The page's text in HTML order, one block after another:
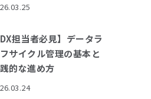
DX担当者必見】データラ
サイクル管理の基本と
的な進め方